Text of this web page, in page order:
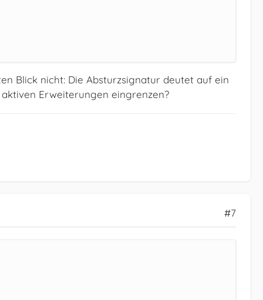
Blick nicht: Die Absturzsignatur deutet auf ein
Erweiterungen eingrenzen?
#7